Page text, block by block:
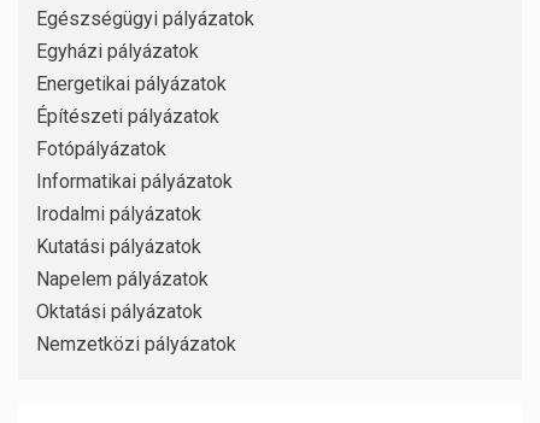
Egészségügyi pályázatok
Egyházi pályázatok
Energetikai pályázatok
Építészeti pályázatok
Fotópályázatok
Informatikai pályázatok
Irodalmi pályázatok
Kutatási pályázatok
Napelem pályázatok
Oktatási pályázatok
Nemzetközi pályázatok